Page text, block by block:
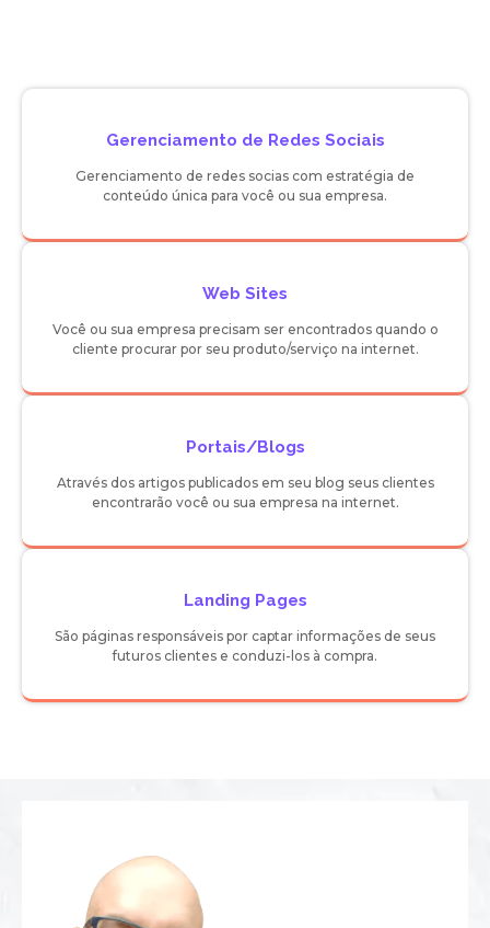
Gerenciamento de Redes Sociais
Gerenciamento de redes socias com estratégia de
conteúdo única para você ou sua empresa.
Web Sites
Você ou sua empresa precisam ser encontrados quando o
cliente procurar por seu produto/serviço na internet.
Portais/Blogs
Através dos artigos publicados em seu blog seus clientes
encontrarão você ou sua empresa na internet.
Landing Pages
São páginas responsáveis por captar informações de seus
futuros clientes e conduzi-los à compra.